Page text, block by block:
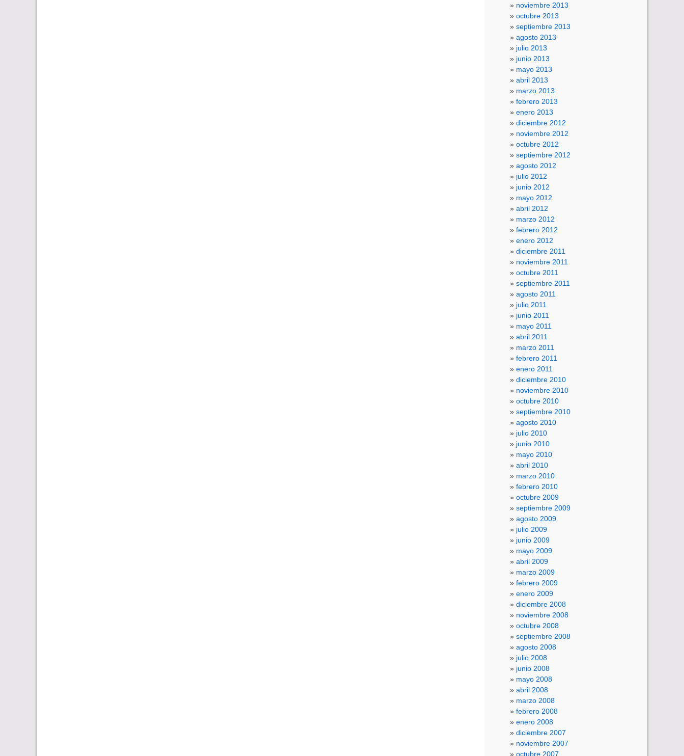
noviembre 2013
octubre 2013
septiembre 2013
agosto 2013
julio 2013
junio 2013
mayo 2013
abril 2013
marzo 2013
febrero 2013
enero 2013
diciembre 2012
noviembre 2012
octubre 2012
septiembre 2012
agosto 2012
julio 2012
junio 2012
mayo 2012
abril 2012
marzo 2012
febrero 2012
enero 2012
diciembre 2011
noviembre 2011
octubre 2011
septiembre 2011
agosto 2011
julio 2011
junio 2011
mayo 2011
abril 2011
marzo 2011
febrero 2011
enero 2011
diciembre 2010
noviembre 2010
octubre 2010
septiembre 2010
agosto 2010
julio 2010
junio 2010
mayo 2010
abril 2010
marzo 2010
febrero 2010
octubre 2009
septiembre 2009
agosto 2009
julio 2009
junio 2009
mayo 2009
abril 2009
marzo 2009
febrero 2009
enero 2009
diciembre 2008
noviembre 2008
octubre 2008
septiembre 2008
agosto 2008
julio 2008
junio 2008
mayo 2008
abril 2008
marzo 2008
febrero 2008
enero 2008
diciembre 2007
noviembre 2007
octubre 2007